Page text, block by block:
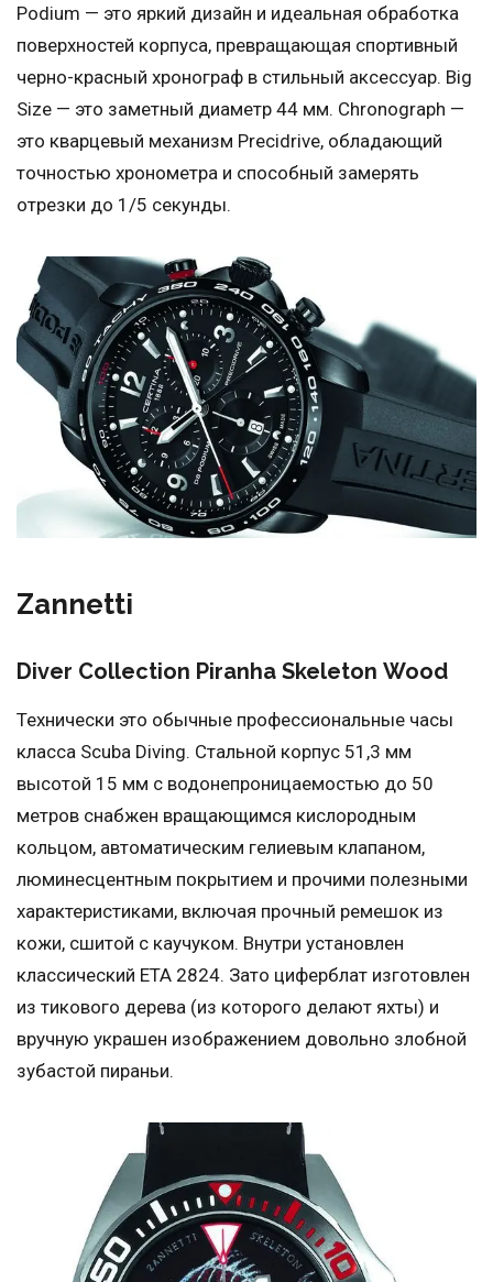
Podium — это яркий дизайн и идеальная обработка
поверхностей корпуса, превращающая спортивный
черно-красный хронограф в стильный аксессуар. Big
Size — это заметный диаметр 44 мм. Chronograph —
это кварцевый механизм Precidrive, обладающий
точностью хронометра и способный замерять
отрезки до 1/5 секунды.
Zannetti
Diver Collection Piranha Skeleton Wood
Технически это обычные профессиональные часы
класса Scuba Diving. Стальной корпус 51,3 мм
высотой 15 мм с водонепроницаемостью до 50
метров снабжен вращающимся кислородным
кольцом, автоматическим гелиевым клапаном,
люминесцентным покрытием и прочими полезными
характеристиками, включая прочный ремешок из
кожи, сшитой с каучуком. Внутри установлен
классический ЕТА 2824. Зато циферблат изготовлен
из тикового дерева (из которого делают яхты) и
вручную украшен изображением довольно злобной
зубастой пираньи.